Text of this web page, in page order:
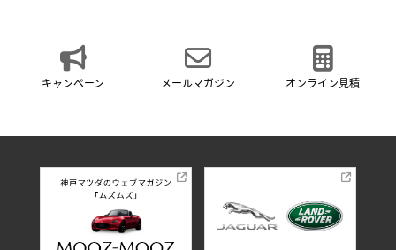
キャンペーン メールマガジン オンライン見積